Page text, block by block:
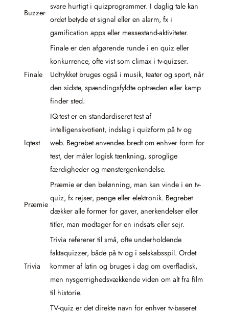
Buzzer
svare hurtigt i quizprogrammer. I daglig tale kan
ordet betyde et signal eller en alarm, fx i
gamification apps eller messestand-aktiviteter.
Finale
Finale er den afgørende runde i en quiz eller
konkurrence, ofte vist som climax i tv-quizser.
Udtrykket bruges også i musik, teater og sport, når
den sidste, spændingsfyldte optræden eller kamp
finder sted.
Iqtest
IQ-test er en standardiseret test af
intelligenskvotient, indslag i quizform på tv og
web. Begrebet anvendes bredt om enhver form for
test, der måler logisk tænkning, sproglige
færdigheder og mønstergenkendelse.
Præmie
Præmie er den belønning, man kan vinde i en tv-
quiz, fx rejser, penge eller elektronik. Begrebet
dækker alle former for gaver, anerkendelser eller
titler, man modtager for en indsats eller sejr.
Trivia
Trivia refererer til små, ofte underholdende
faktaquizzer, både på tv og i selskabsspil. Ordet
kommer af latin og bruges i dag om overfladisk,
men nysgerrighedsvækkende viden om alt fra film
til historie.
TV-quiz er det direkte navn for enhver tv-baseret